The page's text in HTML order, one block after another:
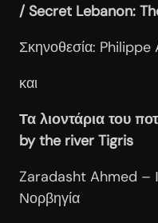
/ Secret Lebanon:
Σκηνοθεσία:
και
Τα λιοντάρια του
bytheriver Tigris
Zaradasht Ahmed –
Νορβηγία